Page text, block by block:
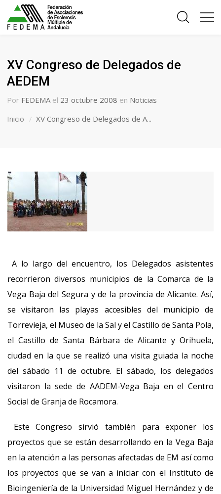
XV Congreso de Delegados de
AEDEM
Por FEDEMA el 23 octubre 2008 en Noticias
Inicio
XV Congreso de Delegados de A...
A lo largo del encuentro, los Delegados asistentes
recorrieron diversos municipios de la Comarca de la
Vega Baja del Segura y de la provincia de Alicante. Así,
se visitaron las playas accesibles del municipio de
Torrevieja, el Museo de la Sal y el Castillo de Santa Pola,
el Castillo de Santa Bárbara de Alicante y Orihuela,
ciudad en la que se realizó una visita guiada la noche
del sábado 11 de octubre. El sábado, los delegados
visitaron la sede de AADEM-Vega Baja en el Centro
Social de Granja de Rocamora.
Este Congreso sirvió también para exponer los
proyectos que se están desarrollando en la Vega Baja
en la atención a las personas afectadas de EM así como
los proyectos que se van a iniciar con el Instituto de
Bioingeniería de la Universidad Miguel Hernández y de